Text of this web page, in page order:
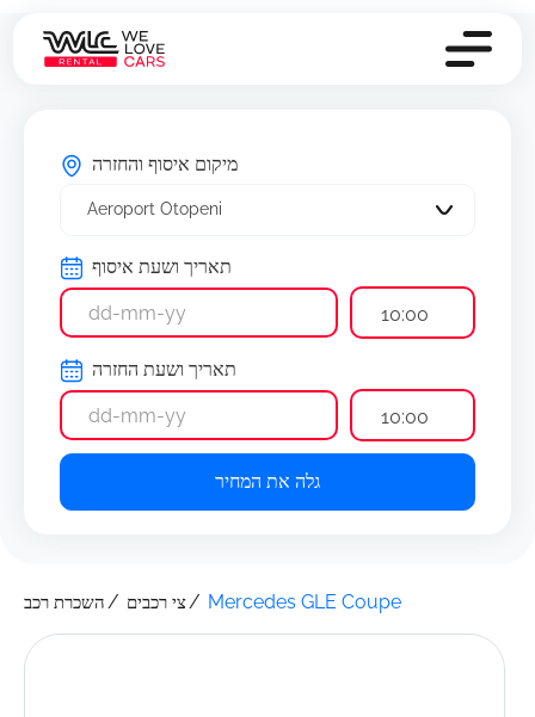
מיקום איסוף והחזרה
Aeroport Otopeni
תאריך ושעת איסוף
10:00
תאריך ושעת החזרה
10:00
גלה את המחיר
השכרת רכב צי רכבים Mercedes GLE Coupe